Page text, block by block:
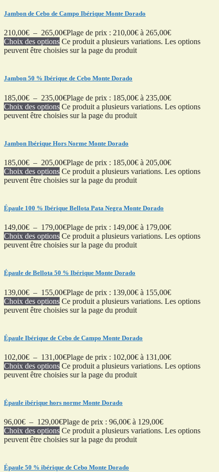
Jambon de Cebo de Campo Ibérique Monte Dorado
210,00€ – 265,00€Plage de prix : 210,00€ à 265,00€
Choix des options Ce produit a plusieurs variations. Les options
peuvent être choisies sur la page du produit
Jambon 50 % Ibérique de Cebo Monte Dorado
185,00€ – 235,00€Plage de prix : 185,00€ à 235,00€
Choix des options Ce produit a plusieurs variations. Les options
peuvent être choisies sur la page du produit
Jambon Ibérique Hors Norme Monte Dorado
185,00€ – 205,00€Plage de prix : 185,00€ à 205,00€
Choix des options Ce produit a plusieurs variations. Les options
peuvent être choisies sur la page du produit
Épaule 100 % Ibérique Bellota Pata Negra Monte Dorado
149,00€ – 179,00€Plage de prix : 149,00€ à 179,00€
Choix des options Ce produit a plusieurs variations. Les options
peuvent être choisies sur la page du produit
Épaule de Bellota 50 % Ibérique Monte Dorado
139,00€ – 155,00€Plage de prix : 139,00€ à 155,00€
Choix des options Ce produit a plusieurs variations. Les options
peuvent être choisies sur la page du produit
Épaule Ibérique de Cebo de Campo Monte Dorado
102,00€ – 131,00€Plage de prix : 102,00€ à 131,00€
Choix des options Ce produit a plusieurs variations. Les options
peuvent être choisies sur la page du produit
Épaule ibérique hors norme Monte Dorado
96,00€ – 129,00€Plage de prix : 96,00€ à 129,00€
Choix des options Ce produit a plusieurs variations. Les options
peuvent être choisies sur la page du produit
Épaule 50 % ibérique de Cebo Monte Dorado